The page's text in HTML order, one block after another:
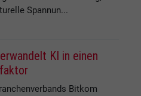
Spannun...
KI in einen
Bitkom